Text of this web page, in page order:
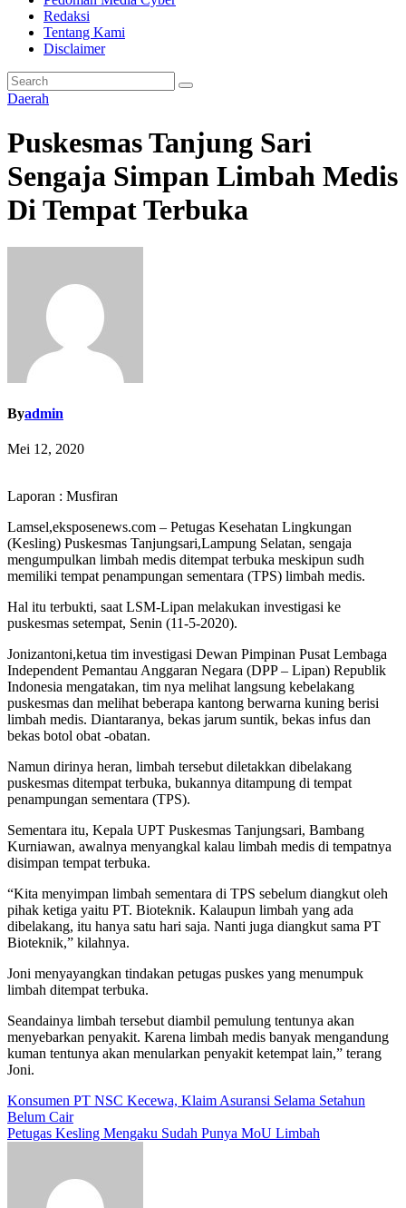
Redaksi
Tentang Kami
Disclaimer
Daerah
Puskesmas Tanjung Sari
Sengaja Simpan Limbah Medis
Di Tempat Terbuka
Byadmin
Mei 12, 2020
Laporan : Musfiran
Lamsel,eksposenews.com – Petugas Kesehatan Lingkungan
(Kesling) Puskesmas Tanjungsari,Lampung Selatan, sengaja
mengumpulkan limbah medis ditempat terbuka meskipun sudh
memiliki tempat penampungan sementara (TPS) limbah medis.
Hal itu terbukti, saat LSM-Lipan melakukan investigasi ke
puskesmas setempat, Senin (11-5-2020).
Jonizantoni,ketua tim investigasi Dewan Pimpinan Pusat Lembaga
Independent Pemantau Anggaran Negara (DPP – Lipan) Republik
Indonesia mengatakan, tim nya melihat langsung kebelakang
puskesmas dan melihat beberapa kantong berwarna kuning berisi
limbah medis. Diantaranya, bekas jarum suntik, bekas infus dan
bekas botol obat -obatan.
Namun dirinya heran, limbah tersebut diletakkan dibelakang
puskesmas ditempat terbuka, bukannya ditampung di tempat
penampungan sementara (TPS).
Sementara itu, Kepala UPT Puskesmas Tanjungsari, Bambang
Kurniawan, awalnya menyangkal kalau limbah medis di tempatnya
disimpan tempat terbuka.
“Kita menyimpan limbah sementara di TPS sebelum diangkut oleh
pihak ketiga yaitu PT. Bioteknik. Kalaupun limbah yang ada
dibelakang, itu hanya satu hari saja. Nanti juga diangkut sama PT
Bioteknik,” kilahnya.
Joni menyayangkan tindakan petugas puskes yang menumpuk
limbah ditempat terbuka.
Seandainya limbah tersebut diambil pemulung tentunya akan
menyebarkan penyakit. Karena limbah medis banyak mengandung
kuman tentunya akan menularkan penyakit ketempat lain,” terang
Joni.
Navigasi
pos
Konsumen PT NSC Kecewa, Klaim Asuransi Selama Setahun
Belum Cair
Petugas Kesling Mengaku Sudah Punya MoU Limbah